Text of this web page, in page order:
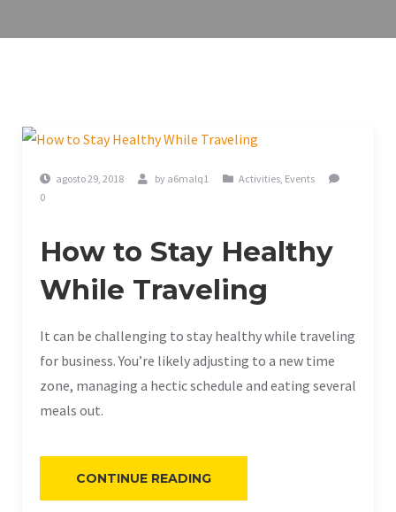
News
agosto 29, 2018 by a6malq1 Activities, Events
0
How to Stay Healthy
While Traveling
It can be challenging to stay healthy while traveling
for business. You’re likely adjusting to a new time
zone, managing a hectic schedule and eating several
meals out.
CONTINUE READING«HOW
STAY